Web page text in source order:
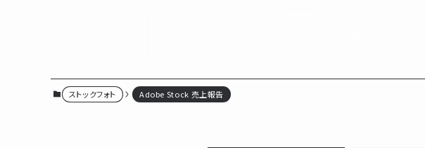
ストックフォト Adobe Stock 売上報告